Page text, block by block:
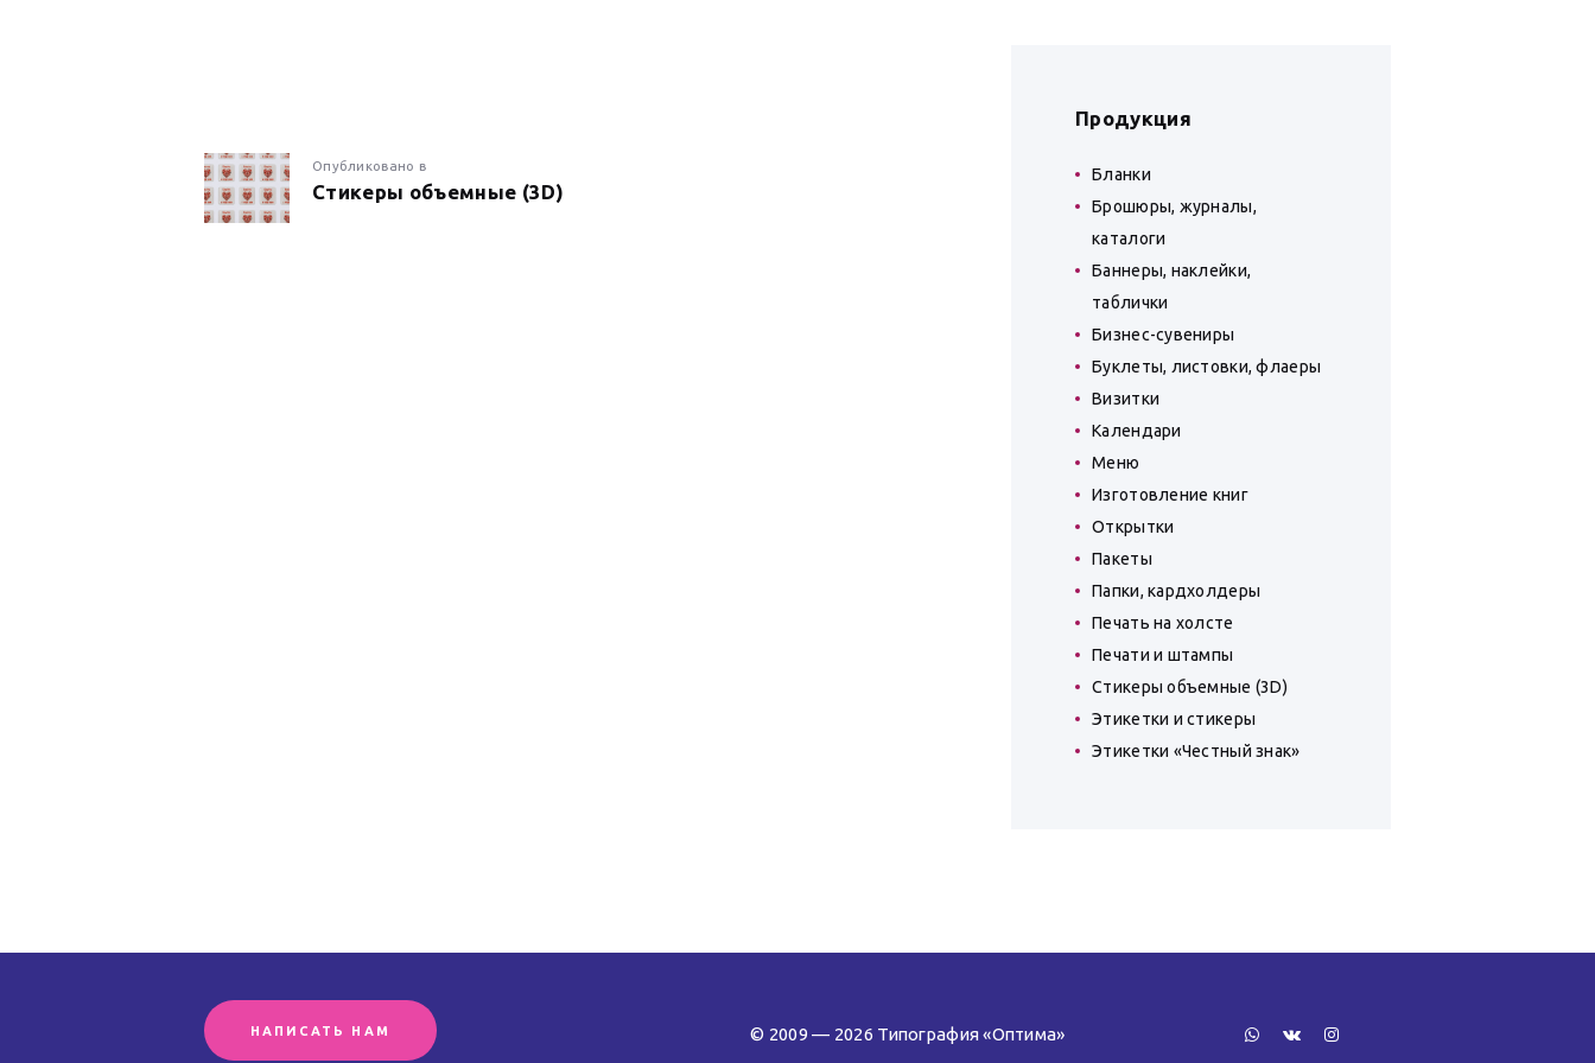
НАВИГАЦИЯ
Опубликовано вПредыдущая
запись:
Стикеры объемные (3D)
Продукция
Бланки
Брошюры, журналы,
каталоги
Баннеры, наклейки,
таблички
Бизнес-сувениры
Буклеты, листовки, флаеры
Визитки
Календари
Меню
Изготовление книг
Открытки
Пакеты
Папки, кардхолдеры
Печать на холсте
Печати и штампы
Стикеры объемные (3D)
Этикетки и стикеры
Этикетки «Честный знак»
НАПИСАТЬ НАМ © 2009 — 2026 Типография «Оптима»